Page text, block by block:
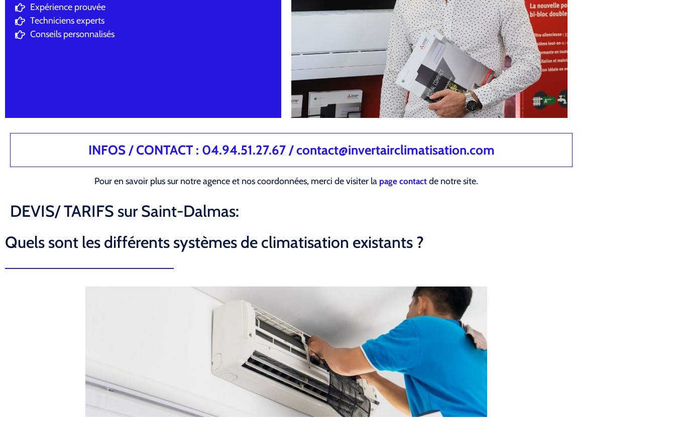
Expérience prouvée
Techniciens experts
Conseils personnalisés
INFOS / CONTACT : 04.94.51.27.67 / contact@invertairclimatisation.com
Pour en savoir plus sur notre agence et nos coordonnées, merci de visiter la page contact de notre site.
DEVIS/ TARIFS sur Saint-Dalmas:
Quels sont les différents systèmes de climatisation existants ?